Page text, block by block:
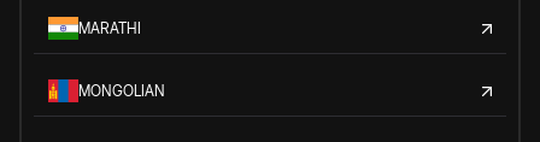
MARATHI
MONGOLIAN